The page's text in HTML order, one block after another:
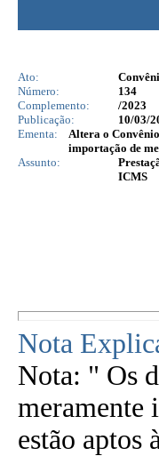
Ato:
Número:
134
Complemento:
/2023
Publicação:
10/03/
Ementa:
Altera o
importação de
Assunto:
ICMS
Nota
Nota: " Os
meramente
estão aptos